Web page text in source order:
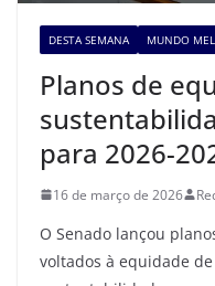
DESTA SEMANA MUNDO
Planos de
para 2026-
16 de março de 2026
O Senado lançou
voltados à equidade